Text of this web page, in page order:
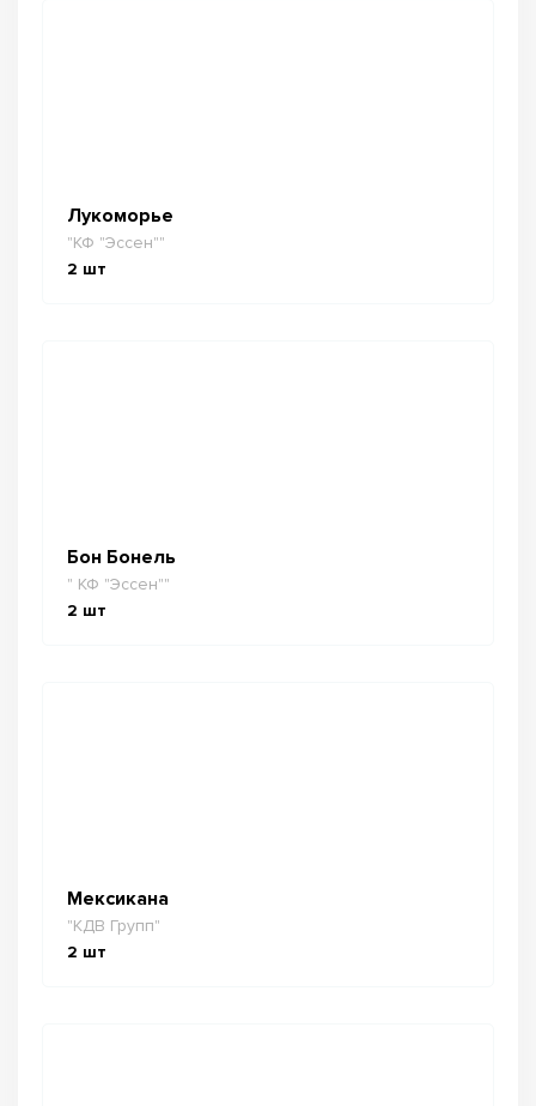
Лукоморье
"КФ "Эссен""
2 шт
Бон Бонель
" КФ "Эссен""
2 шт
Мексикана
"КДВ Групп"
2 шт